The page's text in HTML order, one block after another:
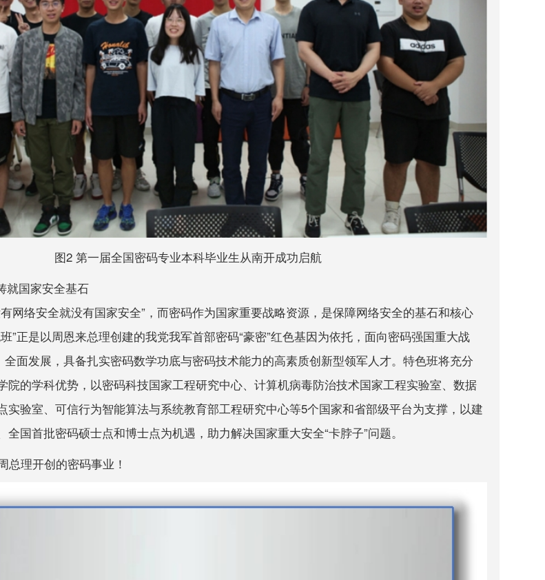
图2 第一届全国密码专业本科毕业生从南开成功启航
就国家安全基石
络安全就没有国家安全”，而密码作为国家重要战略资源，是保障网络安全的基石和核心
”正是以周恩来总理创建的我党我军首部密码“豪密”红色基因为依托，面向密码强国重大战
全面发展，具备扎实密码数学功底与密码技术能力的高素质创新型领军人才。特色班将充分
院的学科优势，以密码科技国家工程研究中心、计算机病毒防治技术国家工程实验室、数据
实验室、可信行为智能算法与系统教育部工程研究中心等5个国家和省部级平台为支撑，以建
国首批密码硕士点和博士点为机遇，助力解决国家重大安全“卡脖子”问题。
总理开创的密码事业！